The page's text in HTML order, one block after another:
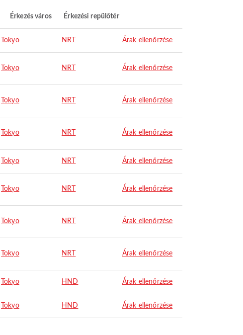
Érkezés város Érkezési repülőtér
Tokyo NRT Árak ellenőrzése
Tokyo NRT Árak ellenőrzése
Tokyo NRT Árak ellenőrzése
Tokyo NRT Árak ellenőrzése
Tokyo NRT Árak ellenőrzése
Tokyo NRT Árak ellenőrzése
Tokyo NRT Árak ellenőrzése
Tokyo NRT Árak ellenőrzése
Tokyo HND Árak ellenőrzése
Tokyo HND Árak ellenőrzése